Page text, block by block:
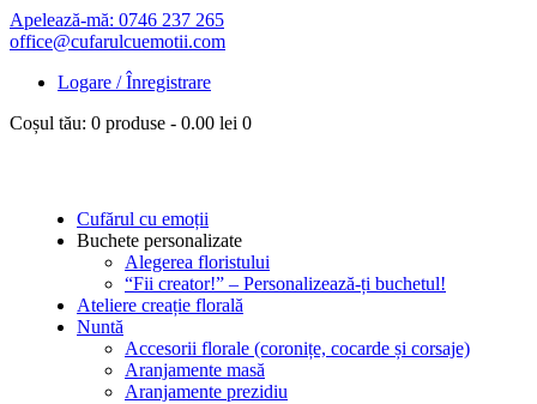
Apelează-mă: 0746 237 265
office@cufarulcuemotii.com
Logare / Înregistrare
Coșul tău: 0 produse - 0.00 lei 0
Cufărul cu emoții
Buchete personalizate
Alegerea floristului
“Fii creator!” – Personalizează-ți buchetul!
Ateliere creație florală
Nuntă
Accesorii florale (coronițe, cocarde și corsaje)
Aranjamente masă
Aranjamente prezidiu